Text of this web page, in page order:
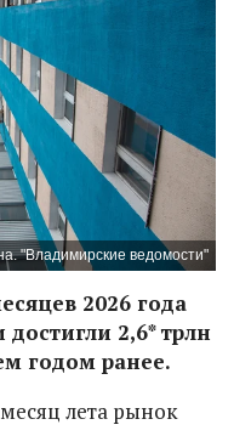
"Владимирские ведомости"
2026 года
2,6* трлн
годом ранее.
лета рынок